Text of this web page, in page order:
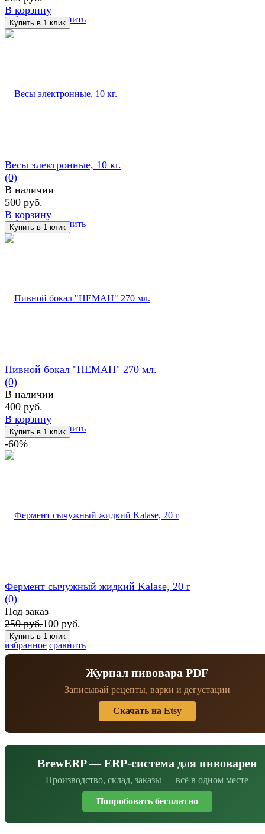
избранное сравнить
В корзину
избранное сравнить
Весы электронные, 10 кг.
(0)
В наличии
500 руб.
В корзину
избранное сравнить
Пивной бокал "НЕМАН" 270 мл.
(0)
В наличии
400 руб.
В корзину
-60%
избранное сравнить
Фермент сычужный жидкий Kalase, 20 г
(0)
Под заказ
250 руб.100 руб.
Журнал пивовара PDF
Записывай рецепты, варки и дегустации
Скачать на Etsy
BrewERP — ERP-система для пивоварен
Производство, склад, заказы — всё в одном месте
Попробовать бесплатно